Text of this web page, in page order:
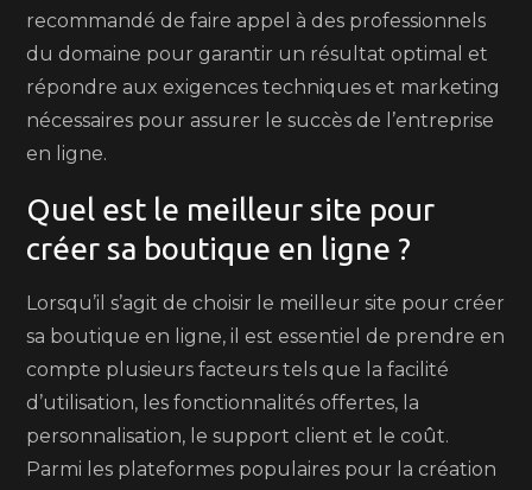
recommandé de faire appel à des professionnels
du domaine pour garantir un résultat optimal et
répondre aux exigences techniques et marketing
nécessaires pour assurer le succès de l’entreprise
en ligne.
Quel est le meilleur site pour
créer sa boutique en ligne ?
Lorsqu’il s’agit de choisir le meilleur site pour créer
sa boutique en ligne, il est essentiel de prendre en
compte plusieurs facteurs tels que la facilité
d’utilisation, les fonctionnalités offertes, la
personnalisation, le support client et le coût.
Parmi les plateformes populaires pour la création